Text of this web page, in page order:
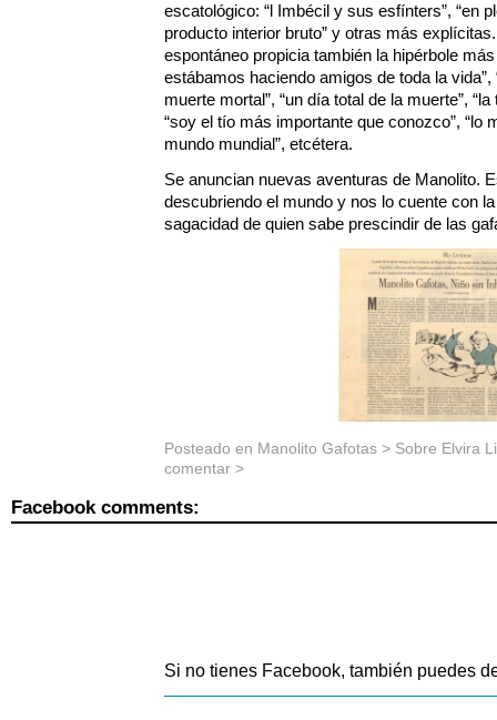
escatológico: “l Imbécil y sus esfínters”, “en
producto interior bruto” y otras más
espontáneo propicia también la hipérbole
estábamos haciendo amigos de toda la
muerte mortal”, “un día total de la muerte”,
“soy el tío más importante que conozco”, “lo
mundo mundial”, etcétera.
Se anuncian nuevas aventuras de Manolito.
descubriendo el mundo y nos lo cuente con
sagacidad de quien sabe prescindir de las
Posteado en Manolito Gafotas > Sobre Elvira
comentar >
Facebook comments:
Si no tienes Facebook, también puedes